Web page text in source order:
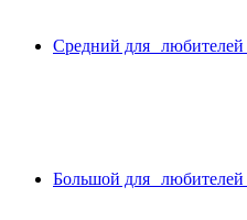
Средний для любителей
Большой для любителей